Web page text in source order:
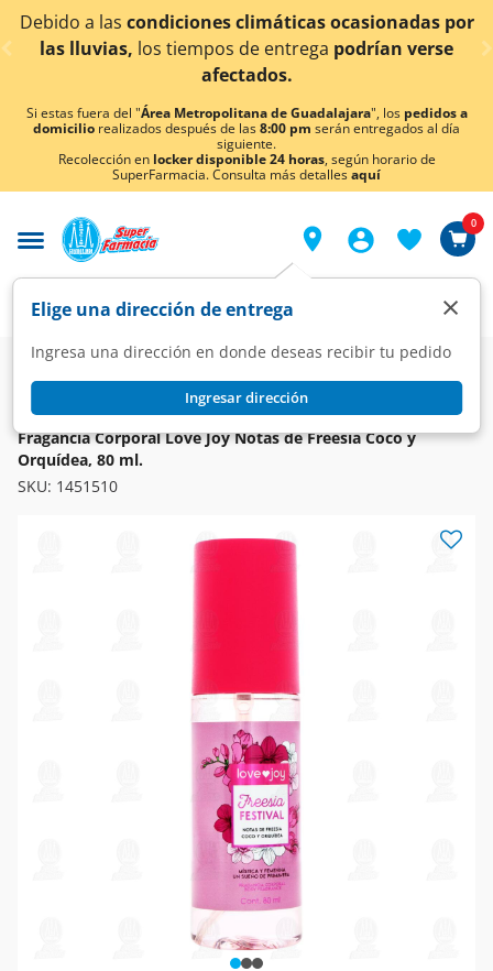
< div class="carousel-inner">
a lascondiciones climáticas ocasionadas por
los tiempos de entregapodrían verse
afectados.
Si estas fuera del "Área Metropolitana de Guadalajara", los pedidos a
domicilio realizados después de las8:00 pm serán entregados al día
siguiente.
Recolección en locker disponible 24 horas, según horario de
SuperFarmacia. Consulta más detallesaquí
Elige una dirección de entrega
Ingresa una dirección en donde deseas recibir tu pedido
Ingresar dirección
×
0
Super Higiene y Belleza
Higiene y Cuidado Corporal
Fragancias
Love Joy
Fragancia Corporal Love Joy Notas de Freesia Coco y
Orquídea, 80 ml.
SKU: 1451510